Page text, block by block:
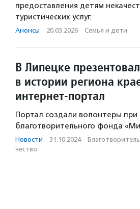
предоставления детям
туристических услуг.
Анонсы · 20.03.2026 · Семья и дети
В Липецке
в истории региона
интернет-портал
Портал создали волонтеры
благотворительного фонда
Новости · 31.10.2024 ·
чест­во